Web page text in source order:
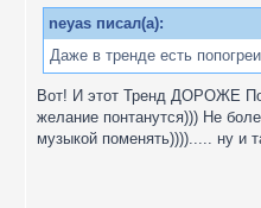
neyas писал(а):
Даже в тренде есть
Вот! И этот Тренд ДОРОЖЕ
желание понтанутся))) Не
музыкой поменять))))..... ну и